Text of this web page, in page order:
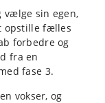
vælge sin egen,
opstille fælles
forbedre og
fra en
fase 3.
vokser, og